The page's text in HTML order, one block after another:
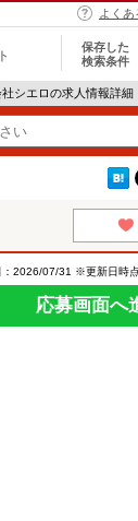
よくあ
保存した
検索条件
シエロの求人情報詳細
：2026/07/31 ※更新日時
応募画面へ